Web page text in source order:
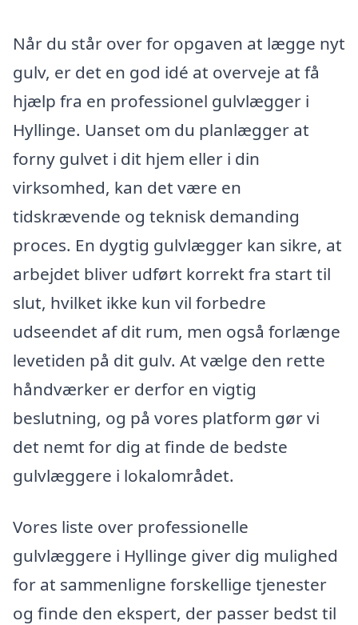
Når du står over for opgaven at lægge nyt
gulv, er det en god idé at overveje at få
hjælp fra en professionel gulvlægger i
Hyllinge. Uanset om du planlægger at
forny gulvet i dit hjem eller i din
virksomhed, kan det være en
tidskrævende og teknisk demanding
proces. En dygtig gulvlægger kan sikre, at
arbejdet bliver udført korrekt fra start til
slut, hvilket ikke kun vil forbedre
udseendet af dit rum, men også forlænge
levetiden på dit gulv. At vælge den rette
håndværker er derfor en vigtig
beslutning, og på vores platform gør vi
det nemt for dig at finde de bedste
gulvlæggere i lokalområdet.
Vores liste over professionelle
gulvlæggere i Hyllinge giver dig mulighed
for at sammenligne forskellige tjenester
og finde den ekspert, der passer bedst til